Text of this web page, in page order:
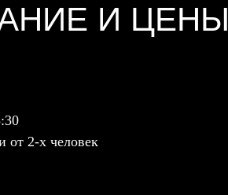
И ЦЕНЫ
2-х человек